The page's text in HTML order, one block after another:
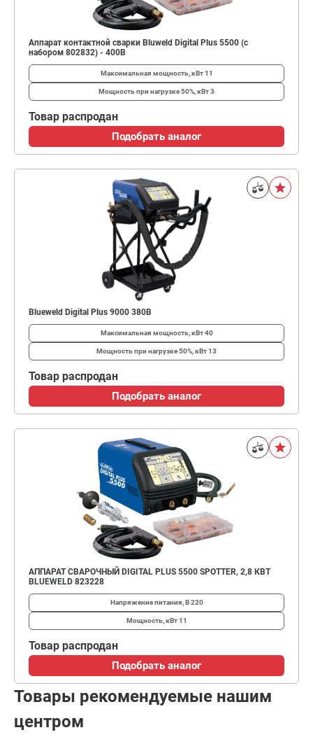
Аппарат контактной сварки Bluweld Digital Plus 5500 (с
набором 802832) - 400В
Максимальная мощность, кВт11
Мощность при нагрузке 50%, кВт3
Товар распродан
Подобрать аналог
Blueweld Digital Plus 9000 380B
Максимальная мощность, кВт40
Мощность при нагрузке 50%, кВт13
Товар распродан
Подобрать аналог
АППАРАТ СВАРОЧНЫЙ DIGITAL PLUS 5500 SPOTTER, 2,8 КВТ
BLUEWELD 823228
Напряжение питания, В220
Мощность, кВт11
Товар распродан
Подобрать аналог
Товары рекомендуемые нашим
центром